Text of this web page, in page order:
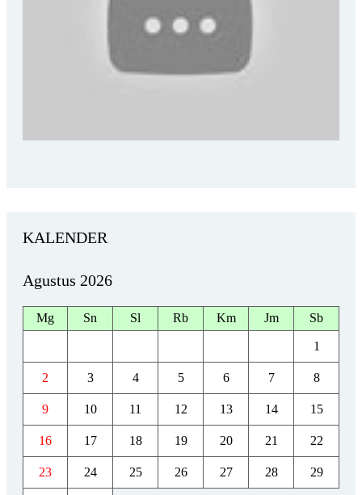
KALENDER
Agustus 2026
Mg Sn Sl Rb Km Jm Sb
1
2 3 4 5 6 7 8
9 10 11 12 13 14 15
16 17 18 19 20 21 22
23 24 25 26 27 28 29